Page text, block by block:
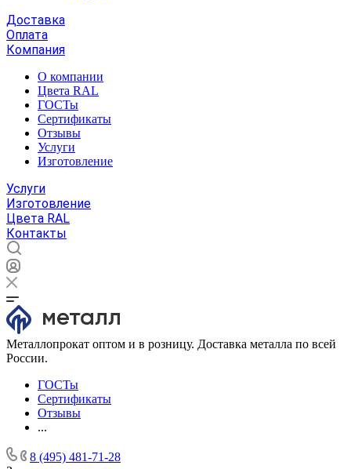
Доставка
Оплата
Компания
О компании
Цвета RAL
ГОСТы
Сертификаты
Отзывы
Услуги
Изготовление
Услуги
Изготовление
Цвета RAL
Контакты
Металлопрокат оптом и в розницу. Доставка металла по всей
России.
ГОСТы
Сертификаты
Отзывы
...
8 (495) 481-71-28